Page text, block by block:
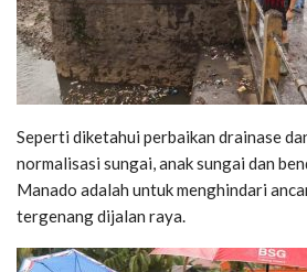
Seperti diketahui perbaikan drainase
normalisasi sungai, anak sungai dan
Manado adalah untuk menghindari
tergenang dijalan raya.